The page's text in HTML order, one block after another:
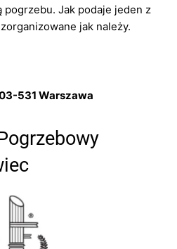
pogrzebu. Jak podaje jeden z
jak należy.
531 Warszawa